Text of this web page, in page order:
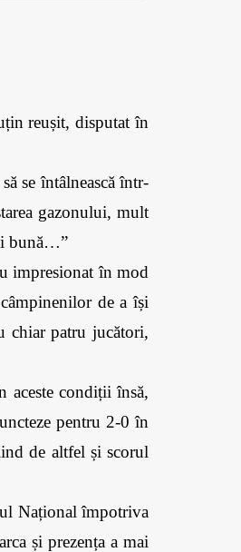
reușit, disputat în
se întâlnească într-
gazonului, mult
bună…”
impresionat în mod
de a își
chiar patru jucători,
aceste condiții însă,
pentru 2-0 în
de altfel și scorul
Național împotriva
și prezența a mai